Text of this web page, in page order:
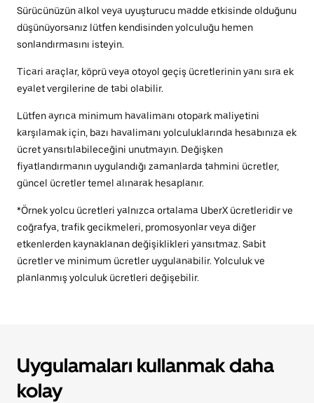
Sürücünüzün alkol veya uyuşturucu madde etkisinde olduğunu
düşünüyorsanız lütfen kendisinden yolculuğu hemen
sonlandırmasını isteyin.
Ticari araçlar, köprü veya otoyol geçiş ücretlerinin yanı sıra ek
eyalet vergilerine de tabi olabilir.
Lütfen ayrıca minimum havalimanı otopark maliyetini
karşılamak için, bazı havalimanı yolculuklarında hesabınıza ek
ücret yansıtılabileceğini unutmayın. Değişken
fiyatlandırmanın uygulandığı zamanlarda tahmini ücretler,
güncel ücretler temel alınarak hesaplanır.
*Örnek yolcu ücretleri yalnızca ortalama UberX ücretleridir ve
coğrafya, trafik gecikmeleri, promosyonlar veya diğer
etkenlerden kaynaklanan değişiklikleri yansıtmaz. Sabit
ücretler ve minimum ücretler uygulanabilir. Yolculuk ve
planlanmış yolculuk ücretleri değişebilir.
Uygulamaları kullanmak daha
kolay